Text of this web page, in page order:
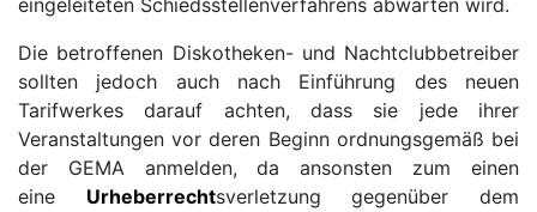
eingeleiteten Schiedsstellenverfahrens abwarten wird.
Die betroffenen Diskotheken- und Nachtclubbetreiber
sollten jedoch auch nach Einführung des neuen
Tarifwerkes darauf achten, dass sie jede ihrer
Veranstaltungen vor deren Beginn ordnungsgemäß bei
der GEMA anmelden, da ansonsten zum einen
eine Urheberrechtsverletzung gegenüber dem